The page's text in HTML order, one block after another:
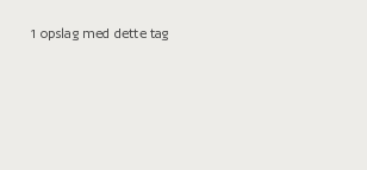
1 opslag med dette tag